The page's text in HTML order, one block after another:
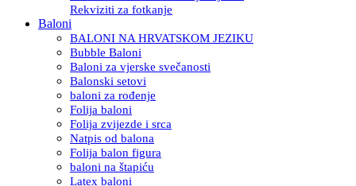
Rekviziti za fotkanje
Baloni
BALONI NA HRVATSKOM JEZIKU
Bubble Baloni
Baloni za vjerske svečanosti
Balonski setovi
baloni za rođenje
Folija baloni
Folija zvijezde i srca
Natpis od balona
Folija balon figura
baloni na štapiću
Latex baloni